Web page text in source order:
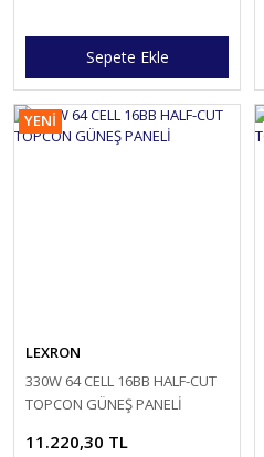
Sepete Ekle
YENİ
LEXRON
330W 64 CELL 16BB HALF-CUT
TOPCON GÜNEŞ PANELİ
11.220,30 TL